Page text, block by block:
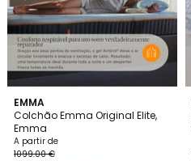
EMMA
Colchão Emma Original Elite,
Emma
A partir de
1099.00 €